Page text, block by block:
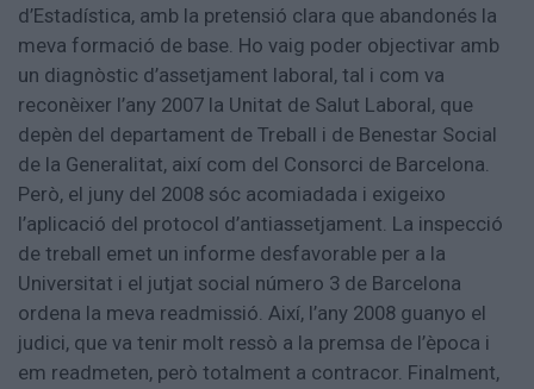
d’Estadística, amb la pretensió clara que abandonés la
meva formació de base. Ho vaig poder objectivar amb
un diagnòstic d’assetjament laboral, tal i com va
reconèixer l’any 2007 la Unitat de Salut Laboral, que
depèn del departament de Treball i de Benestar Social
de la Generalitat, així com del Consorci de Barcelona.
Però, el juny del 2008 sóc acomiadada i exigeixo
l’aplicació del protocol d’antiassetjament. La inspecció
de treball emet un informe desfavorable per a la
Universitat i el jutjat social número 3 de Barcelona
ordena la meva readmissió. Així, l’any 2008 guanyo el
judici, que va tenir molt ressò a la premsa de l’època i
em readmeten, però totalment a contracor. Finalment,